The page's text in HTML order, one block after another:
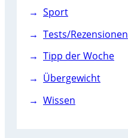
Sport
Tests/Rezensionen
Tipp der Woche
Übergewicht
Wissen